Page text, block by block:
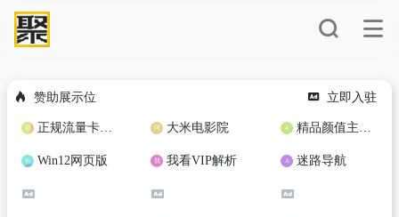
赞助展示位 立即入驻
正规流量卡免费加盟合作 大米电影院 精品颜值主播定制
Win12网页版 我看VIP解析 迷路导航